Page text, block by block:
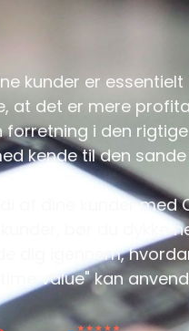
kunder er
at det er mere
forretning i den
kende til den
af dine kunder med
bør du dykke
dig igennem,
value" kan